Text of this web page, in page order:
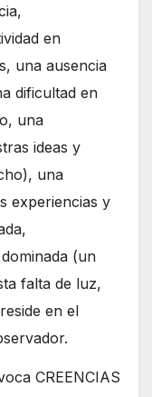
en
una ausencia
dificultad en
una
ideas y
una
experiencias y
(un
falta de luz,
en el
CREENCIAS